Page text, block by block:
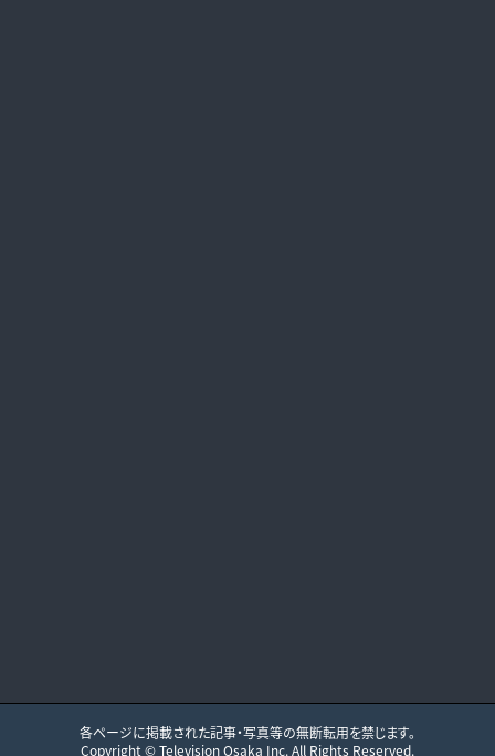
各ページに掲載された記事・写真等の無断転用を禁じます。
Copyright ©Television Osaka Inc. All Rights Reserved.